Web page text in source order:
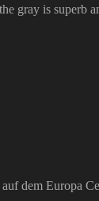
gray is superb
dem Europa